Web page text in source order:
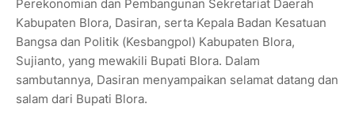
Perekonomian dan Pembangunan Sekretariat Daerah
Kabupaten Blora, Dasiran, serta Kepala Badan Kesatuan
Bangsa dan Politik (Kesbangpol) Kabupaten Blora,
Sujianto, yang mewakili Bupati Blora. Dalam
sambutannya, Dasiran menyampaikan selamat datang dan
salam dari Bupati Blora.